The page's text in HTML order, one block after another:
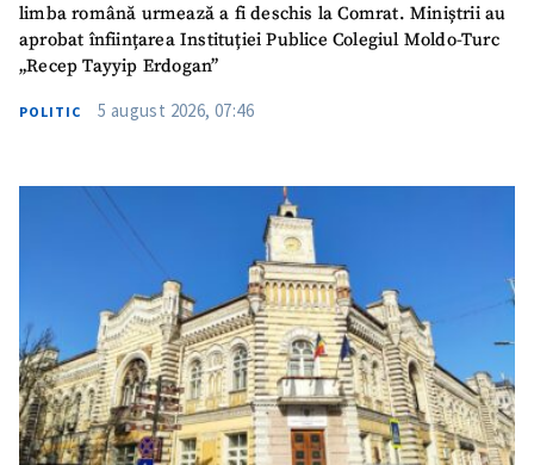
limba română urmează a fi deschis la Comrat. Miniștrii au
aprobat înființarea Instituției Publice Colegiul Moldo-Turc
„Recep Tayyip Erdogan”
POLITIC 5 august 2026, 07:46